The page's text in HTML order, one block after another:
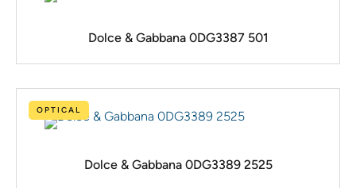
Dolce & Gabbana 0DG3387 501
OPTICAL
Dolce & Gabbana 0DG3389 2525